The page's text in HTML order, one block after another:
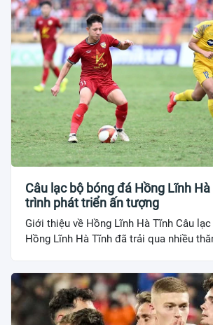
Câu lạc bộ bóng đá Hồng Lĩnh
trình phát triển ấn tượng
Giới thiệu về Hồng Lĩnh Hà Tĩnh Câu
Hồng Lĩnh Hà Tĩnh đã trải qua nhiều